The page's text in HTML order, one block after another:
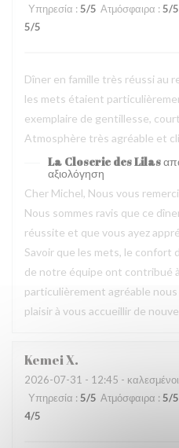
Υπηρεσία : 5/5 Ατμόσφαιρα : 5/5
5/5
Dîner en famille très réussi au
les mets étaient
exemplaire de gentillesse,
Atmosphère très agréable et
La Closerie des Lilas
αξιολόγηση
Cher Michel, Nous vous
Nous sommes ravis que ce
réussite et que vous ayez
Savoir que les mets, le confort
de notre équipe ont contribué
particulièrement agréable
plaisir à vous accueillir de
KemeiX
2026-07-31 - 12:45 -
Υπηρεσία : 5/5 Ατμόσφαιρα : 5/5
4/5